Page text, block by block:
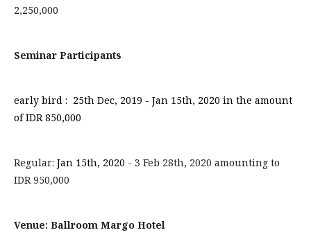
2,250,000
Seminar Participants
early bird : 25th Dec, 2019 - Jan 15th, 2020 in the amount
of IDR 850,000
Regular: Jan 15th, 2020 - 3 Feb 28th, 2020 amounting to
IDR 950,000
Venue: Ballroom Margo Hotel